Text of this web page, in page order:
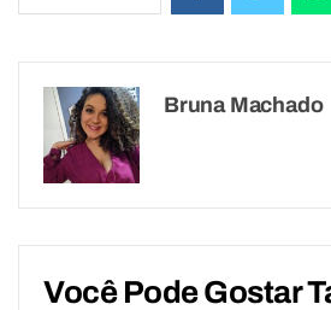
Bruna Machado
Você Pode Gostar